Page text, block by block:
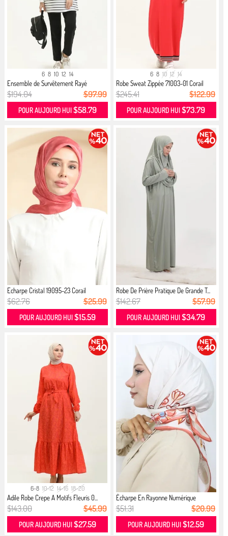
6 8 10 12 14
Ensemble de Survêtement Rayé
70055-...
$194.04 $97.99
POUR AUJOURD HUI $58.79
6 8 10 12 14
Robe Sweat Zippée 71003-01 Corail
$245.41 $122.99
POUR AUJOURD HUI$73.79
Echarpe Cristal 19095-23 Corail
$62.76 $25.99
POUR AUJOURD HUI $15.59
Robe De Prière Pratique De Grande T...
$142.67 $57.99
POUR AUJOURD HUI$34.79
6-8 10-12 14-16 18-20
Adile Robe Crepe A Motifs Fleuris 0...
$143.00 $45.99
POUR AUJOURD HUI $27.59
Écharpe En Rayonne Numérique
70308-...
$51.31 $20.99
POUR AUJOURD HUI$12.59